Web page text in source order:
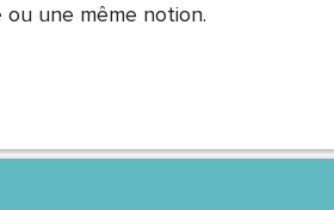
ou une même notion.